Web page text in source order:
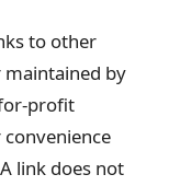
to other
maintained by
profit
link does not